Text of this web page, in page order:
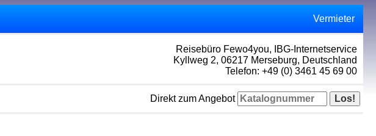
Vermieter
Reisebüro Fewo4you, IBG-Internetservice
Kyllweg 2, 06217 Merseburg, Deutschland
Telefon: +49 (0) 3461 45 69 00
Direkt zum Angebot